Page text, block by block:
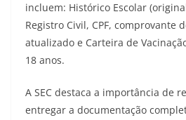
incluem: Histórico Escolar
Registro Civil, CPF, comprovante
atualizado e Carteira de
18 anos.
A SEC destaca a importância de
entregar a documentação